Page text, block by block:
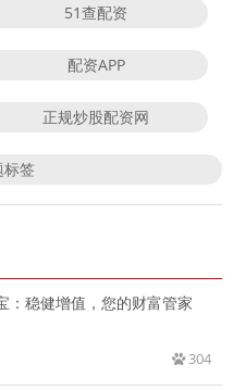
51查配资
配资APP
正规炒股配资网
签
：稳健增值，您的财富管家
304